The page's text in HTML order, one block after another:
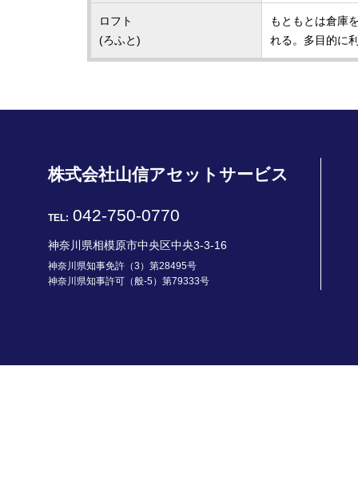
ロフト
(ろふと)
もともとは倉庫
れる。多目的に
株式会社山信アセットサービス
TEL: 042-750-0770
神奈川県相模原市中央区中央3-3-16
神奈川県知事免許（3）第28495号
神奈川県知事許可（般-5）第79333号